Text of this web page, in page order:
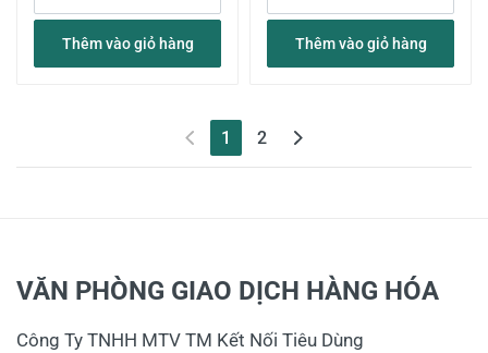
Thêm vào giỏ hàng Thêm vào giỏ hàng
1 (current)
2
VĂN PHÒNG GIAO DỊCH HÀNG HÓA
Công Ty TNHH MTV TM Kết Nối Tiêu Dùng